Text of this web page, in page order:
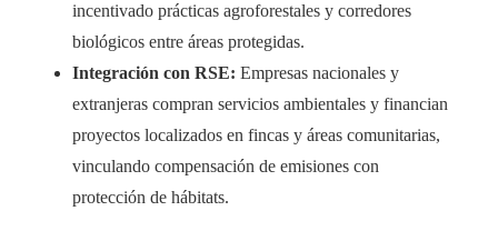
incentivado prácticas agroforestales y corredores
biológicos entre áreas protegidas.
Integración con RSE: Empresas nacionales y
extranjeras compran servicios ambientales y financian
proyectos localizados en fincas y áreas comunitarias,
vinculando compensación de emisiones con
protección de hábitats.